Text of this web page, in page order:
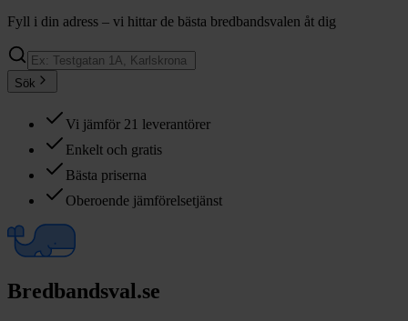
Fyll i din adress – vi hittar de bästa bredbandsvalen åt dig
Sök
Vi jämför 21 leverantörer
Enkelt och gratis
Bästa priserna
Oberoende jämförelsetjänst
Bredbandsval.se